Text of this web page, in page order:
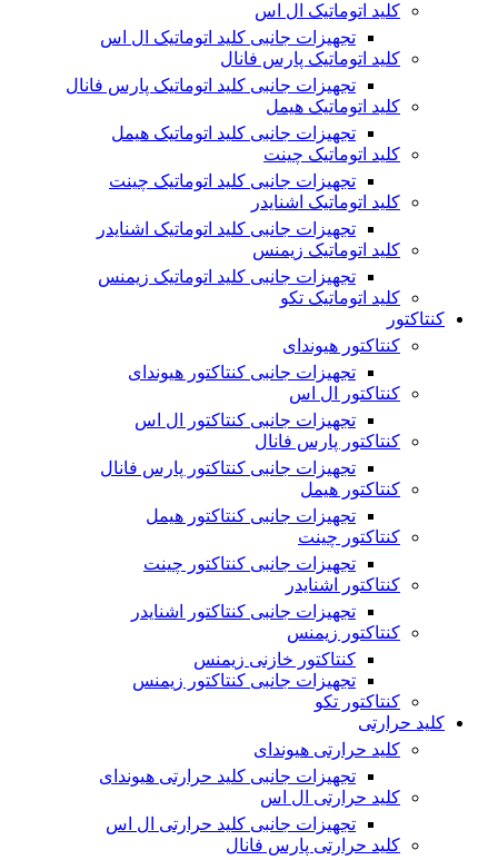
کلید اتوماتیک ال اس
تجهیزات جانبی کلید اتوماتیک ال اس
کلید اتوماتیک پارس فانال
تجهیزات جانبی کلید اتوماتیک پارس فانال
کلید اتوماتیک هیمل
تجهیزات جانبی کلید اتوماتیک هیمل
کلید اتوماتیک چینت
تجهیزات جانبی کلید اتوماتیک چینت
کلید اتوماتیک اشنایدر
تجهیزات جانبی کلید اتوماتیک اشنایدر
کلید اتوماتیک زیمنس
تجهیزات جانبی کلید اتوماتیک زیمنس
کلید اتوماتیک تکو
کنتاکتور
کنتاکتور هیوندای
تجهیزات جانبی کنتاکتور هیوندای
کنتاکتور ال اس
تجهیزات جانبی کنتاکتور ال اس
کنتاکتور پارس فانال
تجهیزات جانبی کنتاکتور پارس فانال
کنتاکتور هیمل
تجهیزات جانبی کنتاکتور هیمل
کنتاکتور چینت
تجهیزات جانبی کنتاکتور چینت
کنتاکتور اشنایدر
تجهیزات جانبی کنتاکتور اشنایدر
کنتاکتور زیمنس
کنتاکتور خازنی زیمنس
تجهیزات جانبی کنتاکتور زیمنس
کنتاکتور تکو
کلید حرارتی
کلید حرارتی هیوندای
تجهیزات جانبی کلید حرارتی هیوندای
کلید حرارتی ال اس
تجهیزات جانبی کلید حرارتی ال اس
کلید حرارتی پارس فانال